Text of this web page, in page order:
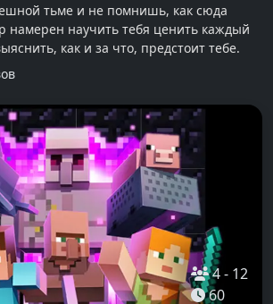
тьме и не помнишь, как сюда
намерен научить тебя ценить каждый
как и за что, предстоит тебе.
4- 12
60